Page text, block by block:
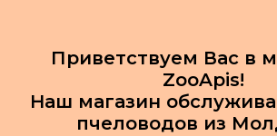
Приветствуем Вас в
ZooApis!
Наш магазин
пчеловодов из